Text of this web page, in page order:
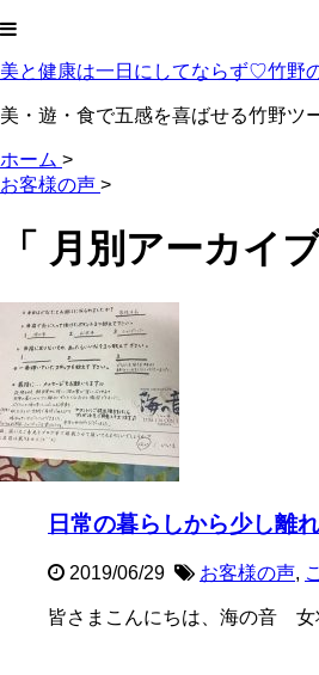
美と健康は一日にしてならず♡竹野
美・遊・食で五感を喜ばせる竹野ツ
ホーム >
お客様の声 >
「 月別アーカイ
日常の暮らしから少し離
2019/06/29 お客様の声,
皆さまこんにちは、海の音 女